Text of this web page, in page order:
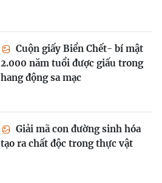
Cuộn giấy Biển Chết- bí mật
2.000 năm tuổi được giấu trong
hang động sa mạc
Giải mã con đường sinh hóa
tạo ra chất độc trong thực vật